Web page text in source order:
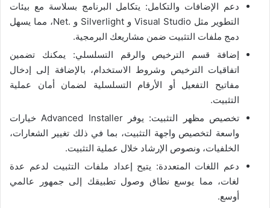
دعم الإضافات والتكامل: يتكامل البرنامج بسلاسة مع بيئات
التطوير مثل Visual Studio و Silverlight و .Net، مما يسهل
دمج ملفات التثبيت ضمن مشاريعك البرمجية.
إضافة قسم الترخيص والرقم التسلسلي: يمكنك تضمين
اتفاقيات الترخيص وشروط الاستخدام، بالإضافة إلى إدخال
مفاتيح التفعيل أو الأرقام التسلسلية لضمان أمان عملية
التثبيت.
تخصيص مظهر التثبيت: يوفر Advanced Installer خيارات
واسعة لتخصيص واجهة التثبيت، بما في ذلك تغيير الشعارات،
الخلفيات، ونصوص الإرشاد خلال عملية التثبيت.
دعم اللغات المتعددة: يتيح إعداد ملفات التثبيت لدعم عدة
لغات، مما يوسع نطاق وصول تطبيقك إلى جمهور عالمي
أوسع.